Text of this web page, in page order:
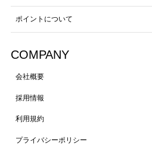
ポイントについて
COMPANY
会社概要
採用情報
利用規約
プライバシーポリシー